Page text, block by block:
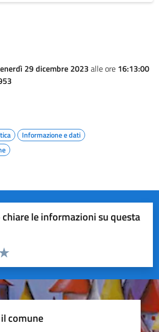
29 dicembre 2023 alle ore 16:13:00
Informazione e dati
le informazioni su questa
la pagina
5 stelle su 5
4 stelle su 5
su 5
su 5
5
comune